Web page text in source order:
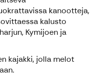
kanootteja,
kalusto
Kymijoen ja
kajakki, jolla melot